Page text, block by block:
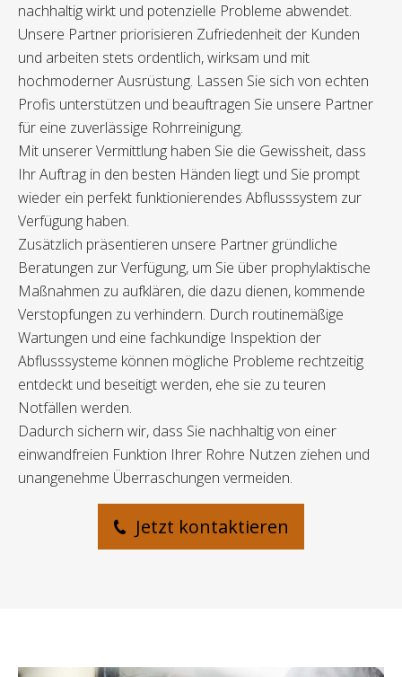
nachhaltig wirkt und potenzielle Probleme abwendet.
Unsere Partner priorisieren Zufriedenheit der Kunden
und arbeiten stets ordentlich, wirksam und mit
hochmoderner Ausrüstung. Lassen Sie sich von echten
Profis unterstützen und beauftragen Sie unsere Partner
für eine zuverlässige Rohrreinigung.
Mit unserer Vermittlung haben Sie die Gewissheit, dass
Ihr Auftrag in den besten Händen liegt und Sie prompt
wieder ein perfekt funktionierendes Abflusssystem zur
Verfügung haben.
Zusätzlich präsentieren unsere Partner gründliche
Beratungen zur Verfügung, um Sie über prophylaktische
Maßnahmen zu aufklären, die dazu dienen, kommende
Verstopfungen zu verhindern. Durch routinemäßige
Wartungen und eine fachkundige Inspektion der
Abflusssysteme können mögliche Probleme rechtzeitig
entdeckt und beseitigt werden, ehe sie zu teuren
Notfällen werden.
Dadurch sichern wir, dass Sie nachhaltig von einer
einwandfreien Funktion Ihrer Rohre Nutzen ziehen und
unangenehme Überraschungen vermeiden.
Jetzt kontaktieren